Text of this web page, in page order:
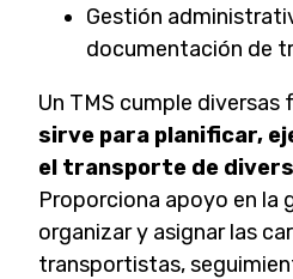
Gestión
documentación de
Un TMS cumple diversas
sirve para planificar,
el transporte de
Proporciona apoyo en la
organizar y asignar las
transportistas,